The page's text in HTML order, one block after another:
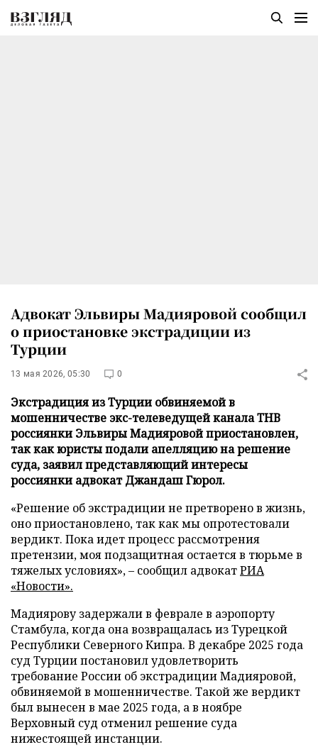
Адвокат Эльвиры Мадияровой сообщил
о приостановке экстрадиции из
Турции
13 мая 2026, 05:30 0
Экстрадиция из Турции обвиняемой в
мошенничестве экс-телеведущей канала ТНВ
россиянки Эльвиры Мадияровой приостановлен,
так как юристы подали апелляцию на решение
суда, заявил представляющий интересы
россиянки адвокат Джандаш Гюрол.
«Решение об экстрадиции не претворено в жизнь,
оно приостановлено, так как мы опротестовали
вердикт. Пока идет процесс рассмотрения
претензии, моя подзащитная остается в тюрьме в
тяжелых условиях», – сообщил адвокатРИА
«Новости».
Мадиярову задержали в феврале в аэропорту
Стамбула, когда она возвращалась из Турецкой
Республики Северного Кипра. В декабре 2025 года
суд Турции постановил удовлетворить
требование России об экстрадиции Мадияровой,
обвиняемой в мошенничестве. Такой же вердикт
был вынесен в мае 2025 года, а в ноябре
Верховный суд отменил решение суда
нижестоящей инстанции.